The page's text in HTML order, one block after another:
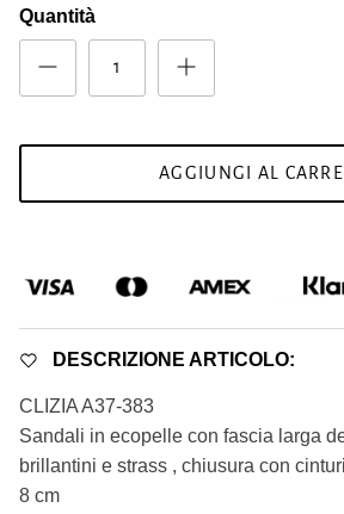
Quantità
AGGIUNGI AL
DESCRIZIONE ARTICOLO:
CLIZIA A37-383
Sandali in ecopelle con fascia larga
brillantini e strass , chiusura con
8 cm